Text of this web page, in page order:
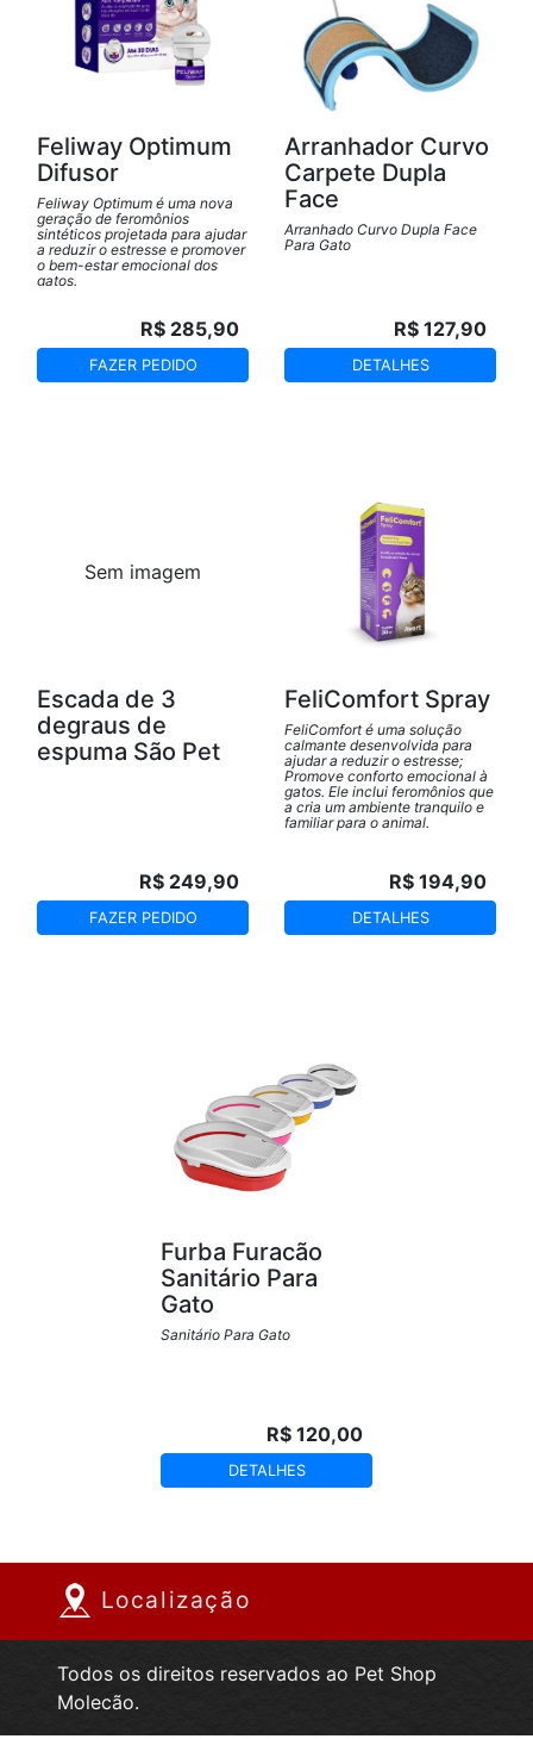
Feliway Optimum
Difusor
Feliway Optimum é uma nova
geração de feromônios
sintéticos projetada para ajudar
a reduzir o estresse e promover
o bem-estar emocional dos
gatos.
R$ 285,90
FAZER PEDIDO
Arranhador Curvo
Carpete Dupla
Face
Arranhado Curvo Dupla Face
Para Gato
R$ 127,90
DETALHES
Sem imagem
Escada de 3
degraus de
espuma São Pet
R$ 249,90
FAZER PEDIDO
FeliComfort Spray
FeliComfort é uma solução
calmante desenvolvida para
ajudar a reduzir o estresse;
Promove conforto emocional à
gatos. Ele inclui feromônios que
a cria um ambiente tranquilo e
familiar para o animal.
R$ 194,90
DETALHES
Furba Furacão
Sanitário Para
Gato
Sanitário Para Gato
R$ 120,00
DETALHES
Localização
Todos os direitos reservados ao Pet Shop
Molecão.